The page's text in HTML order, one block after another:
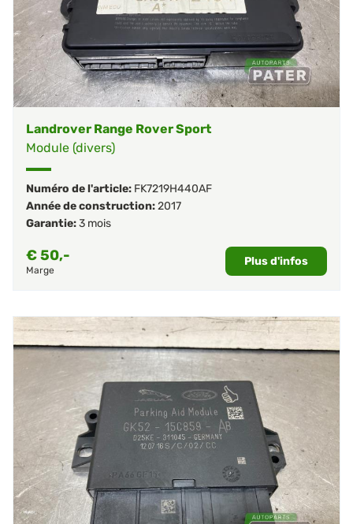
Landrover Range Rover Sport
Module (divers)
Numéro de l'article: FK7219H440AF
Année de construction:2017
Garantie:3 mois
€50,-
Marge
Plus d'infos